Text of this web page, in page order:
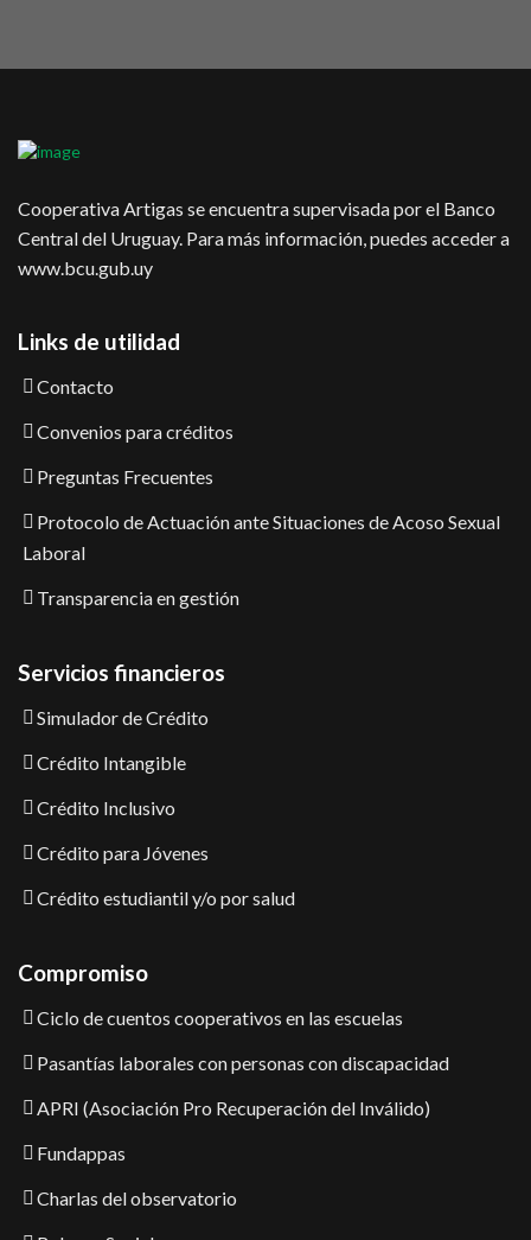
Cooperativa Artigas se encuentra supervisada por el Banco
Central del Uruguay. Para más información, puedes acceder a
www.bcu.gub.uy
Links de utilidad
Contacto
Convenios para créditos
Preguntas Frecuentes
Protocolo de Actuación ante Situaciones de Acoso Sexual
Laboral
Transparencia en gestión
Servicios financieros
Simulador de Crédito
Crédito Intangible
Crédito Inclusivo
Crédito para Jóvenes
Crédito estudiantil y/o por salud
Compromiso
Ciclo de cuentos cooperativos en las escuelas
Pasantías laborales con personas con discapacidad
APRI (Asociación Pro Recuperación del Inválido)
Fundappas
Charlas del observatorio